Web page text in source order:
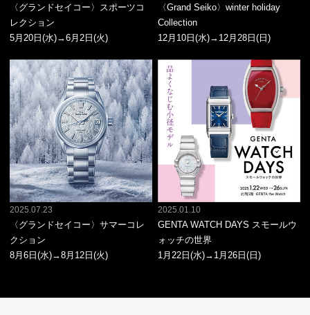
〈グランドセイコー〉スポーツコ
レクション
5月20日(水)→6月2日(火)
〈Grand Seiko〉winter holiday
Collection
12月10日(水)→12月28日(日)
2025.07.23
〈グランドセイコー〉サマーコレ
クション
8月6日(水)→8月12日(火)
2025.01.10
GENTA WATCH DAYS スモールウ
ォッチの世界
1月22日(水)→1月26日(日)